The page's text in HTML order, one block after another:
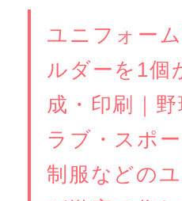
ユニフォー
ルダーを1個
成・印刷｜
ラブ・スポ
制服などの